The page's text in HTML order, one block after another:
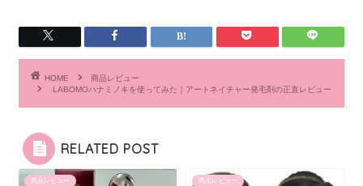
HOME
商品レビュー
LABOMOハナミノキを使ってみた｜アートネイチャー発毛剤の正直レビュー
RELATED POST
商品レビュー 商品レビュー